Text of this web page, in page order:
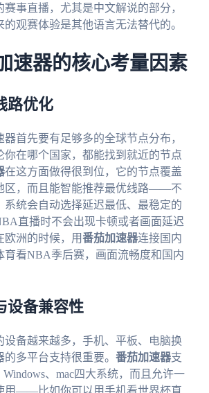
事直播，尤其是中文解说的部分，
观赛体验是其他语言无法替代的。
速器的核心考量因素
路优化
首先要有足够多的全球节点分布，
你在哪个国家，都能找到就近的节点
在这方面做得很到位，它的节点覆盖
区，而且能智能推荐最优线路——不
系统会自动选择延迟最低、最稳定的
直播时不会出现卡顿或者画面延迟
欧洲的时候，用番茄加速器连接国内
育看NBA季后赛，画面流畅度和国内
设备兼容性
设备越来越多，手机、平板、电脑换
多平台支持很重要。 番茄加速器支
、mac四大系统，而且允许一
用——比如你可以用手机看世界杯直